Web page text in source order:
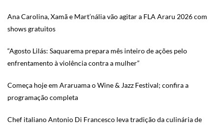
Ana Carolina, Xamã e Mart’nália vão agitar a FLA Araru 2026 com
shows gratuitos
“Agosto Lilás: Saquarema prepara mês inteiro de ações pelo
enfrentamento à violência contra a mulher”
Começa hoje em Araruama o Wine & Jazz Festival; confira a
programação completa
Chef italiano Antonio Di Francesco leva tradição da culinária de